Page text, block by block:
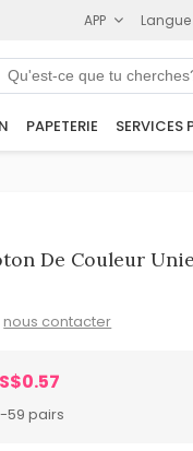
APP Langue
PAPETERIE SERVICES
De Couleur
nous contacter
59 pairs